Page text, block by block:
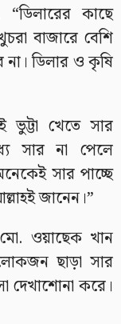
কাছে
বাজারে বেশি
না। ডিলার ও কৃষি
খেতে সার
সার না পেলে
সার পাচ্ছে
জানেন।”
মো. ওয়াছেক খান
ছাড়া সার
দেখাশোনা করে।